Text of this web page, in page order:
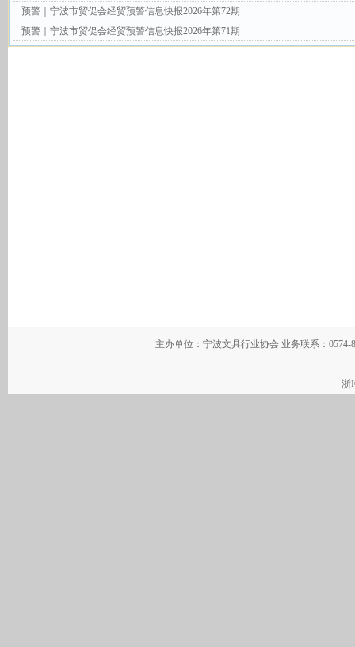
预警｜宁波市贸促会经贸预警信息快报2026年第72期
预警｜宁波市贸促会经贸预警信息快报2026年第71期
主办单位：宁波文具行业协会 业务联系：
浙